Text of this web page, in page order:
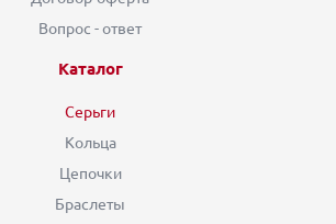
Вопрос - ответ
Каталог
Серьги
Кольца
Цепочки
Браслеты